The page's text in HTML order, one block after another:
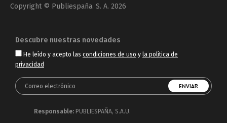
Copyright © Publiespaña. S. A. 2026
Descubre nuestras novedades
He leído y acepto las condiciones de uso y la política de
privacidad
Responsable: PUBLIESPAÑA, S.A.U.